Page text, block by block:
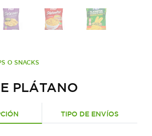
O SNACKS
PLÁTANO
TIPO DE ENVÍOS